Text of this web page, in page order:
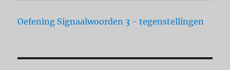
Oefening Signaalwoorden 3 - tegenstellingen